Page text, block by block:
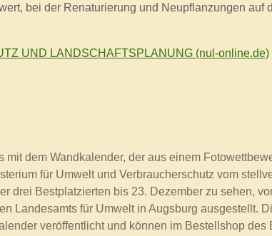
bei der Renaturierung und Neupflanzungen auf
UND LANDSCHAFTSPLANUNG (nul-online.de)
dem Wandkalender, der aus einem
für Umwelt und Verbraucherschutz vom
drei Bestplatzierten bis 23. Dezember zu sehen,
Landesamts für Umwelt in Augsburg ausgestellt.
veröffentlicht und können im Bestellshop des